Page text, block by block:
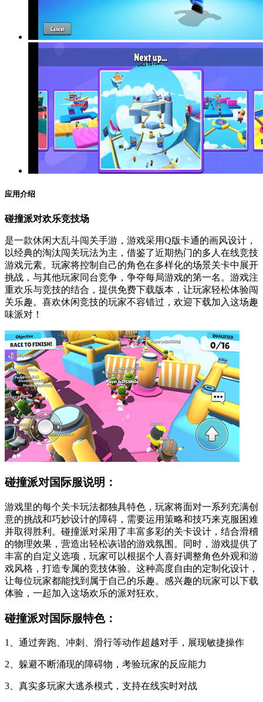
应用介绍
碰撞派对欢乐竞技场
是一款休闲大乱斗闯关手游，游戏采用Q版卡通的画风设计，
以经典的淘汰闯关玩法为主，借鉴了近期热门的多人在线竞技
游戏元素。玩家将控制自己的角色在多样化的场景关卡中展开
挑战，与其他玩家同台竞争，争夺每局游戏的第一名。游戏注
重欢乐与竞技的结合，提供免费下载版本，让玩家轻松体验闯
关乐趣。喜欢休闲竞技的玩家不容错过，欢迎下载加入这场趣
味派对！
碰撞派对国际服说明：
游戏里的每个关卡玩法都独具特色，玩家将面对一系列充满创
意的挑战和巧妙设计的障碍，需要运用策略和技巧来克服困难
并取得胜利。碰撞派对采用了丰富多彩的关卡设计，结合滑稽
的物理效果，营造出轻松诙谐的游戏氛围。同时，游戏提供了
丰富的自定义选项，玩家可以根据个人喜好调整角色外观和游
戏风格，打造专属的竞技体验。这种高度自由的定制化设计，
让每位玩家都能找到属于自己的乐趣。感兴趣的玩家可以下载
体验，一起加入这场欢乐的派对狂欢。
碰撞派对国际服特色：
1、通过奔跑、冲刺、滑行等动作超越对手，展现敏捷操作
2、躲避不断涌现的障碍物，考验玩家的反应能力
3、真实多玩家大逃杀模式，支持在线实时对战